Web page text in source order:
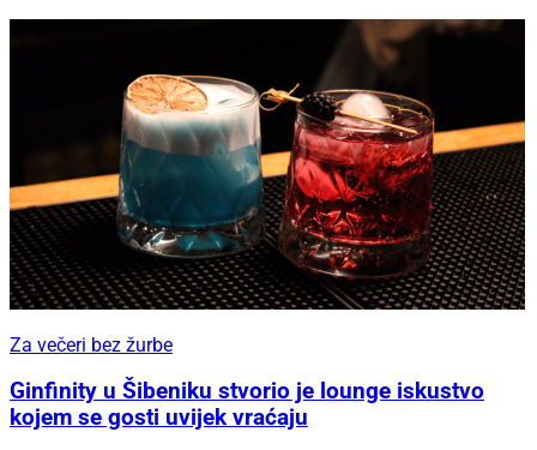
Za večeri bez žurbe
Ginfinity u Šibeniku stvorio je lounge iskustvo
kojem se gosti uvijek vraćaju